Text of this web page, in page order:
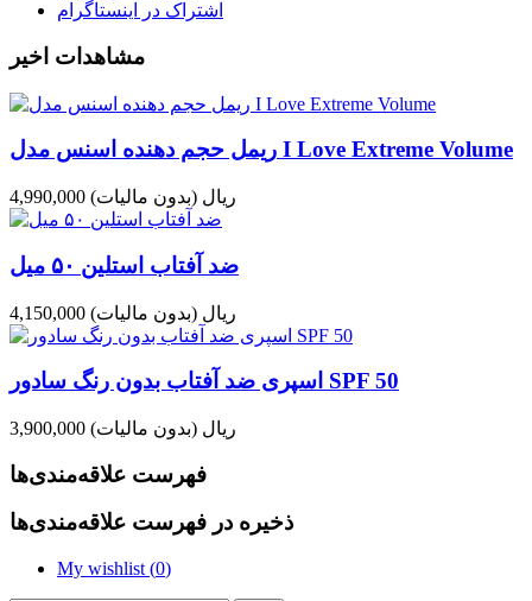
اشتراک در اینستاگرام
مشاهدات اخیر
ریمل حجم دهنده اسنس مدل I Love Extreme Volume
4,990,000 ریال (بدون مالیات)
ضد آفتاب استلین ۵۰ میل
4,150,000 ریال (بدون مالیات)
اسپری ضد آفتاب بدون رنگ سادور SPF 50
3,900,000 ریال (بدون مالیات)
فهرست علاقه‌مندی‌ها
ذخیره در فهرست علاقه‌مندی‌ها
My wishlist (0)